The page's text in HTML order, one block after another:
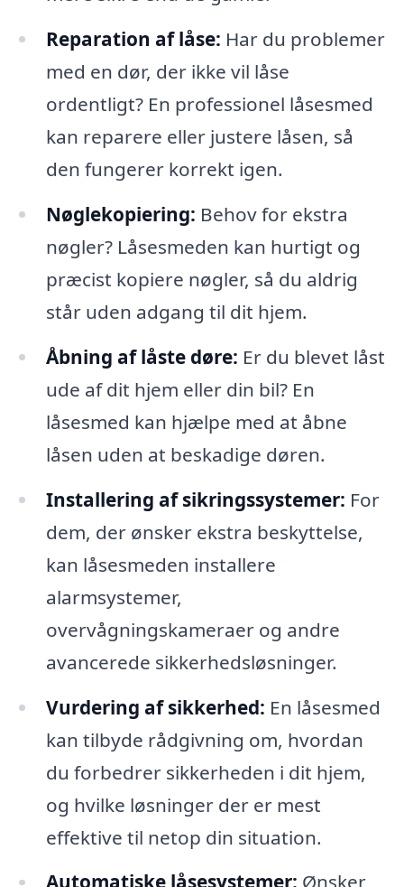
Reparation af låse: Har du problemer
med en dør, der ikke vil låse
ordentligt? En professionel låsesmed
kan reparere eller justere låsen, så
den fungerer korrekt igen.
Nøglekopiering: Behov for ekstra
nøgler? Låsesmeden kan hurtigt og
præcist kopiere nøgler, så du aldrig
står uden adgang til dit hjem.
Åbning af låste døre: Er du blevet låst
ude af dit hjem eller din bil? En
låsesmed kan hjælpe med at åbne
låsen uden at beskadige døren.
Installering af sikringssystemer: For
dem, der ønsker ekstra beskyttelse,
kan låsesmeden installere
alarmsystemer,
overvågningskameraer og andre
avancerede sikkerhedsløsninger.
Vurdering af sikkerhed: En låsesmed
kan tilbyde rådgivning om, hvordan
du forbedrer sikkerheden i dit hjem,
og hvilke løsninger der er mest
effektive til netop din situation.